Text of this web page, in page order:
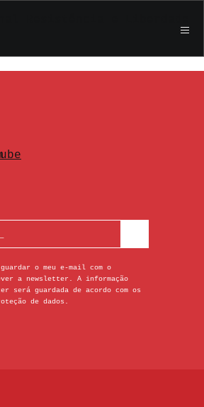
Dias Lourenço |
o meu e-mail com o
a newsletter. A informação
será guardada de acordo com os
de dados.